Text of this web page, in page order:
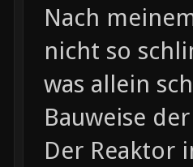
Nach
nicht so
was allein
Bauweise
Der Reaktor